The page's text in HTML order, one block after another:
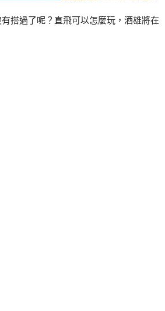
搭過了呢？直飛可以怎麼玩，酒雄將在